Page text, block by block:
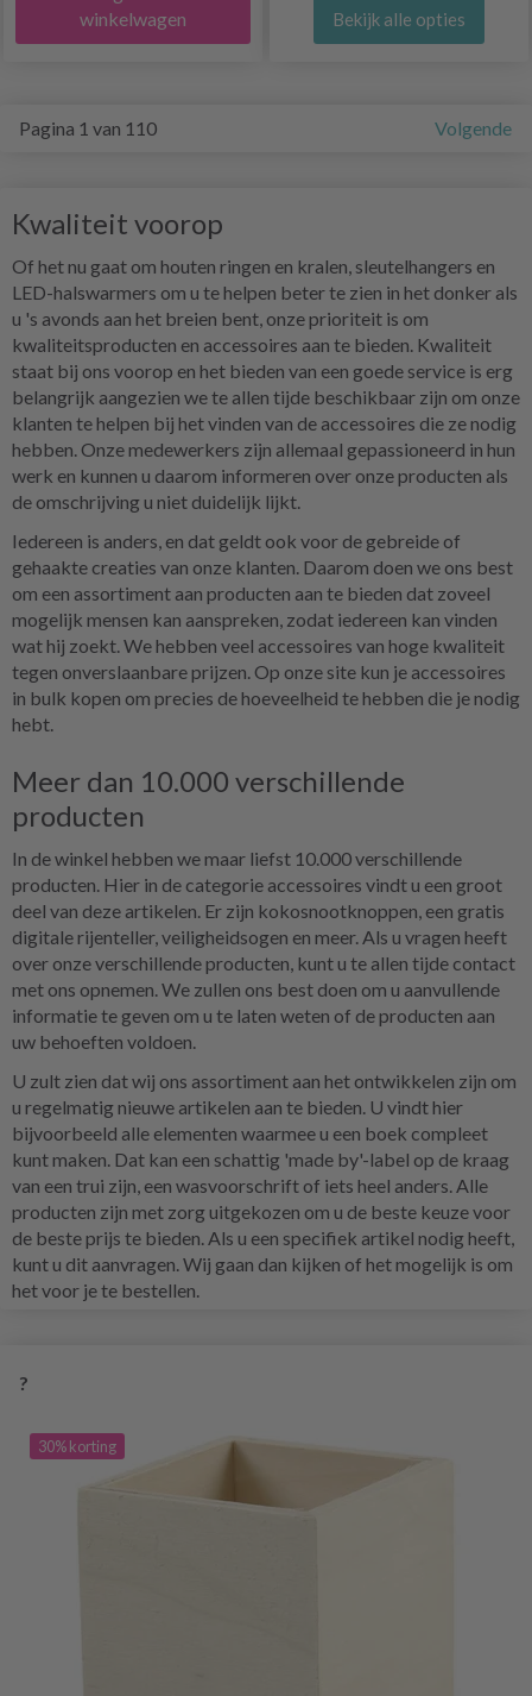
winkelwagen
Bekijk alle opties
Pagina 1 van 110 Volgende
Kwaliteit voorop
Of het nu gaat om houten ringen en kralen, sleutelhangers en
LED-halswarmers om u te helpen beter te zien in het donker als
u 's avonds aan het breien bent, onze prioriteit is om
kwaliteitsproducten en accessoires aan te bieden. Kwaliteit
staat bij ons voorop en het bieden van een goede service is erg
belangrijk aangezien we te allen tijde beschikbaar zijn om onze
klanten te helpen bij het vinden van de accessoires die ze nodig
hebben. Onze medewerkers zijn allemaal gepassioneerd in hun
werk en kunnen u daarom informeren over onze producten als
de omschrijving u niet duidelijk lijkt.
Iedereen is anders, en dat geldt ook voor de gebreide of
gehaakte creaties van onze klanten. Daarom doen we ons best
om een assortiment aan producten aan te bieden dat zoveel
mogelijk mensen kan aanspreken, zodat iedereen kan vinden
wat hij zoekt. We hebben veel accessoires van hoge kwaliteit
tegen onverslaanbare prijzen. Op onze site kun je accessoires
in bulk kopen om precies de hoeveelheid te hebben die je nodig
hebt.
Meer dan 10.000 verschillende
producten
In de winkel hebben we maar liefst 10.000 verschillende
producten. Hier in de categorie accessoires vindt u een groot
deel van deze artikelen. Er zijn kokosnootknoppen, een gratis
digitale rijenteller, veiligheidsogen en meer. Als u vragen heeft
over onze verschillende producten, kunt u te allen tijde contact
met ons opnemen. We zullen ons best doen om u aanvullende
informatie te geven om u te laten weten of de producten aan
uw behoeften voldoen.
U zult zien dat wij ons assortiment aan het ontwikkelen zijn om
u regelmatig nieuwe artikelen aan te bieden. U vindt hier
bijvoorbeeld alle elementen waarmee u een boek compleet
kunt maken. Dat kan een schattig 'made by'-label op de kraag
van een trui zijn, een wasvoorschrift of iets heel anders. Alle
producten zijn met zorg uitgekozen om u de beste keuze voor
de beste prijs te bieden. Als u een specifiek artikel nodig heeft,
kunt u dit aanvragen. Wij gaan dan kijken of het mogelijk is om
het voor je te bestellen.
?
30% korting